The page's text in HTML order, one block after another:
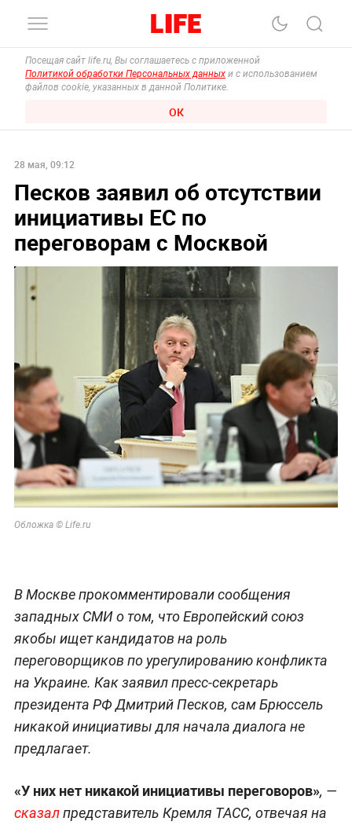
Посещая сайт life.ru, Вы соглашаетесь с приложенной
Политикой обработки Персональных данных и с использованием
файлов cookie, указанных в данной Политике.
ОК
28 мая, 09:12
Песков заявил об отсутствии
инициативы ЕС по
переговорам с Москвой
Обложка © Life.ru
В Москве прокомментировали сообщения
западных СМИ о том, что Европейский союз
якобы ищет кандидатов на роль
переговорщиков по урегулированию конфликта
на Украине. Как заявил пресс-секретарь
президента РФ Дмитрий Песков, сам Брюссель
никакой инициативы для начала диалога не
предлагает.
«У них нет никакой инициативы переговоров», —
сказалпредставитель Кремля ТАСС, отвечая на